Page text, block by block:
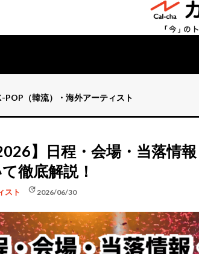
POP（韓流）・海外アーティスト
】日程・会場・当落情
徹底解説！
スト update2026/06/30